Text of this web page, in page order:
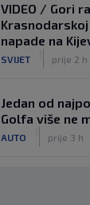
VIDEO / Gori
napade na
SVIJET prije 2 h
Jedan od
Golfa više ne
AUTO prije 3 h